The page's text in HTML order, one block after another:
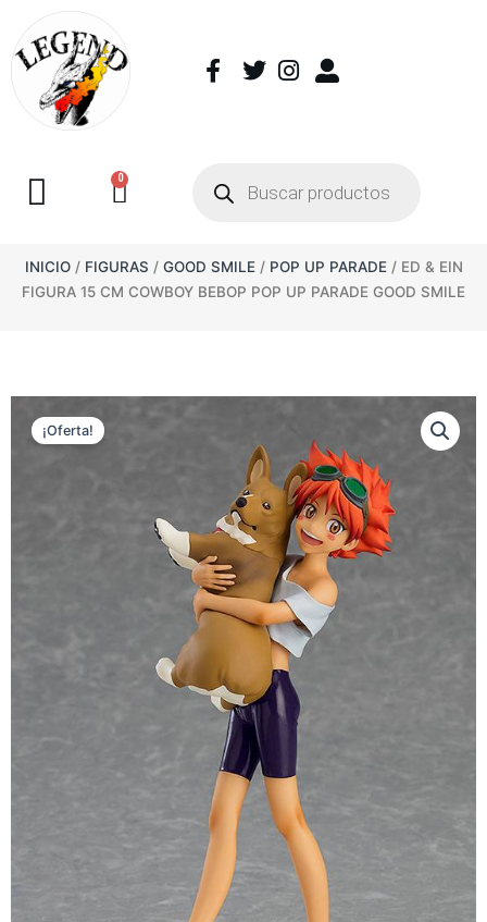
0
INICIO/ FIGURAS / GOOD SMILE/ POP UP PARADE/ ED & EIN
FIGURA 15 CM COWBOY BEBOP POP UP PARADE GOOD SMILE
¡Oferta!